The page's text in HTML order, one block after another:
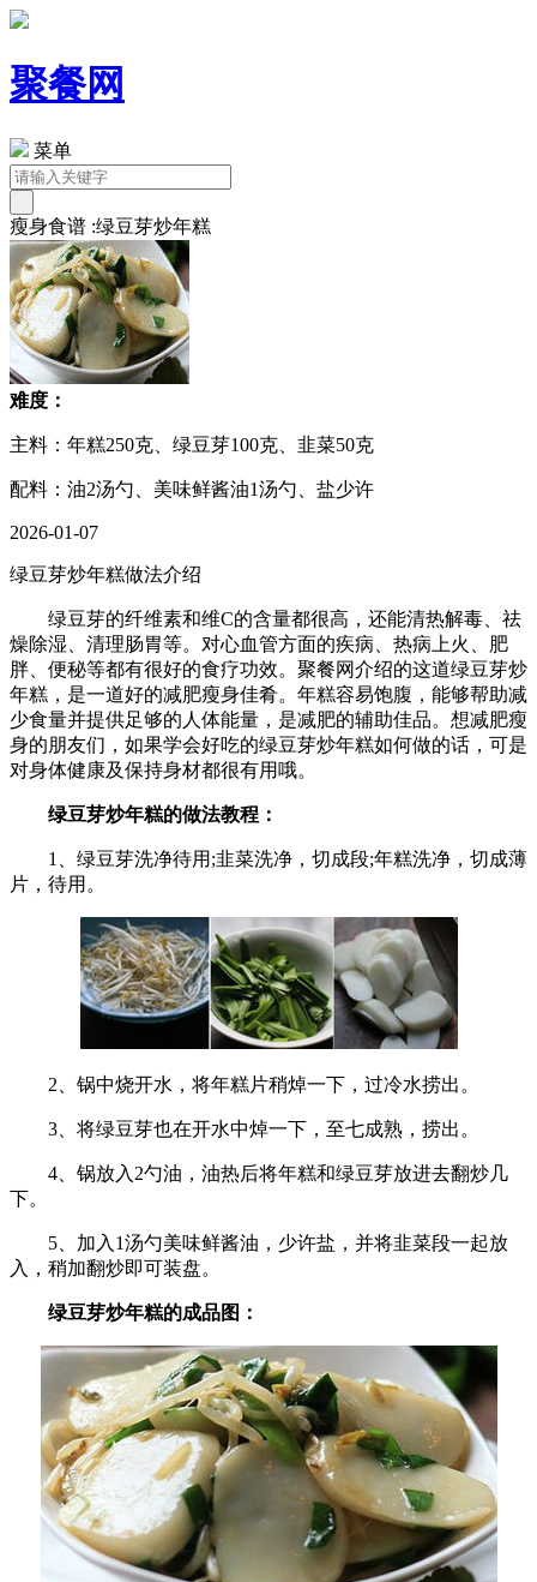
聚餐网
菜单
瘦身食谱 :绿豆芽炒年糕
难度：
主料：年糕250克、绿豆芽100克、韭菜50克
配料：油2汤勺、美味鲜酱油1汤勺、盐少许
2026-01-07
绿豆芽炒年糕做法介绍
绿豆芽的纤维素和维C的含量都很高，还能清热解毒、祛
燥除湿、清理肠胃等。对心血管方面的疾病、热病上火、肥
胖、便秘等都有很好的食疗功效。聚餐网介绍的这道绿豆芽炒
年糕，是一道好的减肥瘦身佳肴。年糕容易饱腹，能够帮助减
少食量并提供足够的人体能量，是减肥的辅助佳品。想减肥瘦
身的朋友们，如果学会好吃的绿豆芽炒年糕如何做的话，可是
对身体健康及保持身材都很有用哦。
绿豆芽炒年糕的做法教程：
1、绿豆芽洗净待用;韭菜洗净，切成段;年糕洗净，切成薄
片，待用。
2、锅中烧开水，将年糕片稍焯一下，过冷水捞出。
3、将绿豆芽也在开水中焯一下，至七成熟，捞出。
4、锅放入2勺油，油热后将年糕和绿豆芽放进去翻炒几
下。
5、加入1汤勺美味鲜酱油，少许盐，并将韭菜段一起放
入，稍加翻炒即可装盘。
绿豆芽炒年糕的成品图：